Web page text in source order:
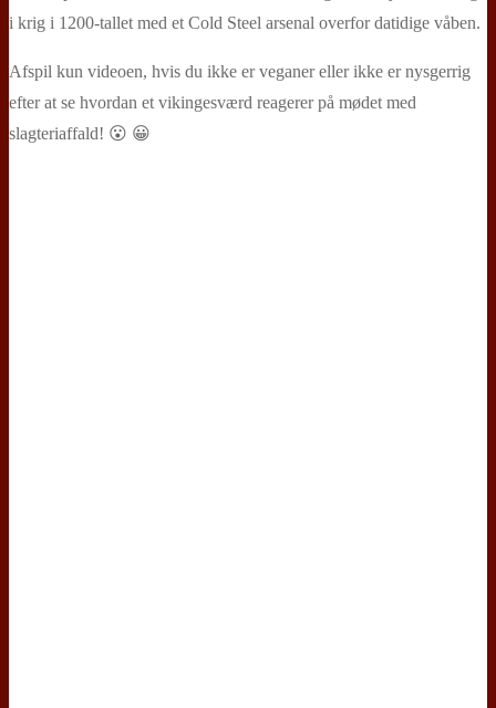
i krig i 1200-tallet med et Cold Steel arsenal overfor datidige våben.
Afspil kun videoen, hvis du ikke er veganer eller ikke er nysgerrig
efter at se hvordan et vikingesværd reagerer på mødet med
slagteriaffald! 😮 😀